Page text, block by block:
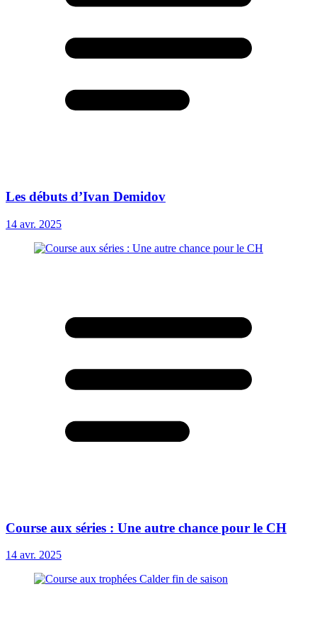
Les débuts d’Ivan Demidov
14 avr. 2025
Course aux séries : Une autre chance pour le CH
14 avr. 2025